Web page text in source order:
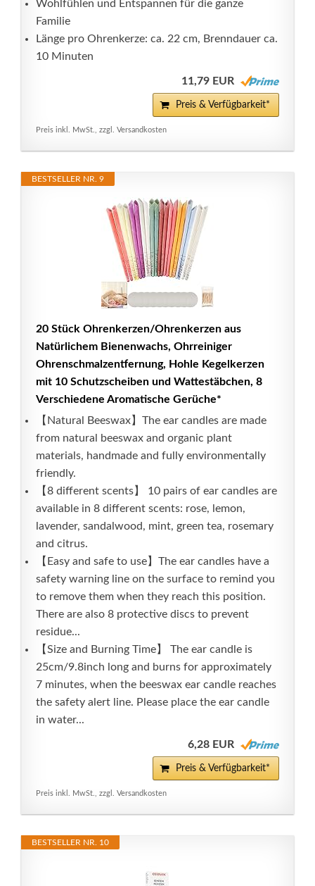
Wohlfühlen und Entspannen für die ganze
Familie
Länge pro Ohrenkerze: ca. 22 cm, Brenndauer ca.
10 Minuten
11,79 EUR
Preis & Verfügbarkeit*
Preis inkl. MwSt., zzgl. Versandkosten
BESTSELLER NR. 9
20 Stück Ohrenkerzen/Ohrenkerzen aus
Natürlichem Bienenwachs, Ohrreiniger
Ohrenschmalzentfernung, Hohle Kegelkerzen
mit 10 Schutzscheiben und Wattestäbchen, 8
Verschiedene Aromatische Gerüche*
【Natural Beeswax】The ear candles are made
from natural beeswax and organic plant
materials, handmade and fully environmentally
friendly.
【8 different scents】 10 pairs of ear candles are
available in 8 different scents: rose, lemon,
lavender, sandalwood, mint, green tea, rosemary
and citrus.
【Easy and safe to use】The ear candles have a
safety warning line on the surface to remind you
to remove them when they reach this position.
There are also 8 protective discs to prevent
residue...
【Size and Burning Time】 The ear candle is
25cm/9.8inch long and burns for approximately
7 minutes, when the beeswax ear candle reaches
the safety alert line. Please place the ear candle
in water...
6,28 EUR
Preis & Verfügbarkeit*
Preis inkl. MwSt., zzgl. Versandkosten
BESTSELLER NR. 10